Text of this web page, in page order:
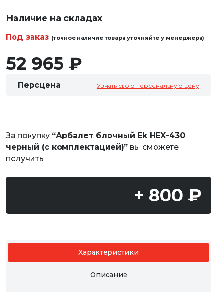
Наличие на складах
Под заказ (точное наличие товара уточняйте у менеджера)
52 965 ₽
Персцена Узнать свою персональную цену
За покупку “Арбалет блочный Ek HEX-430
черный (c комплектацией)” вы сможете
получить
+ 800 ₽
Характеристики
Описание